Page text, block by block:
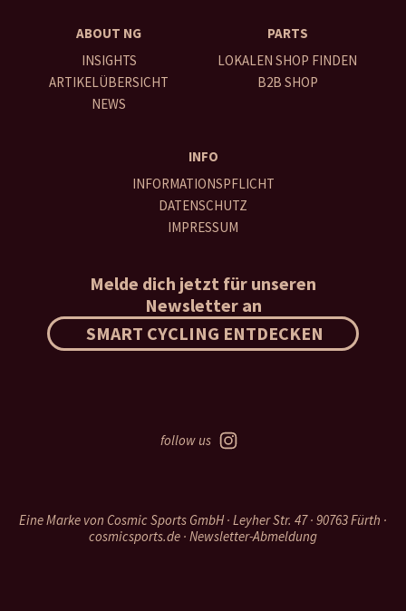
ABOUT NG
INSIGHTS
ARTIKELÜBERSICHT
NEWS
PARTS
LOKALEN SHOP FINDEN
B2B SHOP
INFO
INFORMATIONSPFLICHT
DATENSCHUTZ
IMPRESSUM
Melde dich jetzt für unseren
Newsletter an
SMART CYCLING ENTDECKEN
follow us
Eine Marke von Cosmic Sports GmbH · Leyher Str. 47 · 90763 Fürth ·
cosmicsports.de · Newsletter-Abmeldung